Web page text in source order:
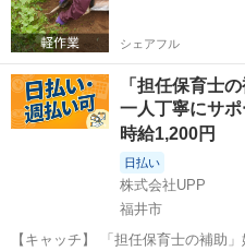
シェアフル
「担任保育士
一人丁寧にサ
時給1,200円
日払い
株式会社UPP
福井市
【キャッチ】 「担任保育士の補助